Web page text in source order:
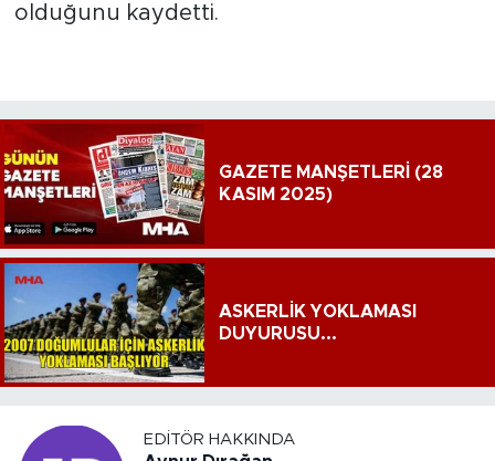
olduğunu kaydetti.
GAZETE MANŞETLERİ (28
KASIM 2025)
ASKERLİK YOKLAMASI
DUYURUSU...
EDITÖR HAKKINDA